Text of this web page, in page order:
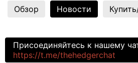
Обзор Новости
Присоединяйтесь к нашему
https://t.me/thehedgerchat